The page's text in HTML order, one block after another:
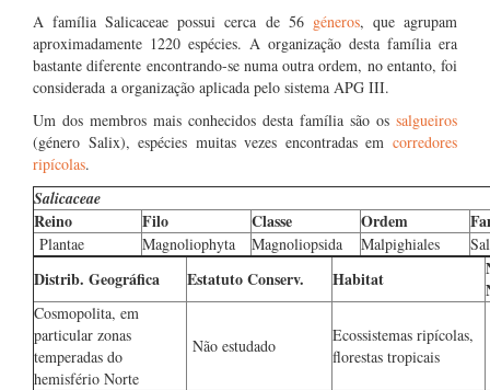
A família Salicaceae possui cerca de 56 géneros, que agrupam
aproximadamente 1220 espécies. A organização desta família era
bastante diferente encontrando-se numa outra ordem, no entanto, foi
considerada a organização aplicada pelo sistema APG III.
Um dos membros mais conhecidos desta família são os salgueiros
(género Salix), espécies muitas vezes encontradas em corredores
ripícolas.
Salicaceae
Reino Filo Classe Ordem
Plantae Magnoliophyta Magnoliopsida Malpighiales
Distrib. Geográfica Estatuto Conserv. Habitat
Cosmopolita, em
particular zonas
temperadas do
hemisfério Norte
Não estudado
Ecossistemas ripícolas,
florestas tropicais